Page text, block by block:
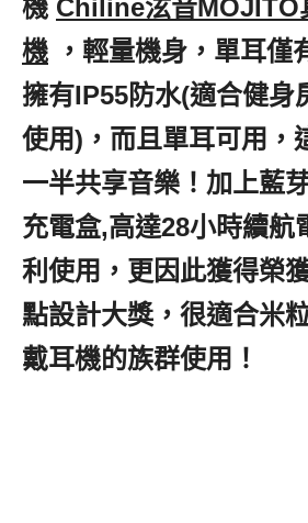
機, Chiline泫音MOJITO
機, ，輕量機身，單耳僅
擁有IP55防水(適合健身
使用)，而且單耳可用，
一半共享音樂！加上藍
充電盒,高達28小時續航
利使用，更因此獲得榮
點設計大獎，很適合米
戴耳機的族群使用！